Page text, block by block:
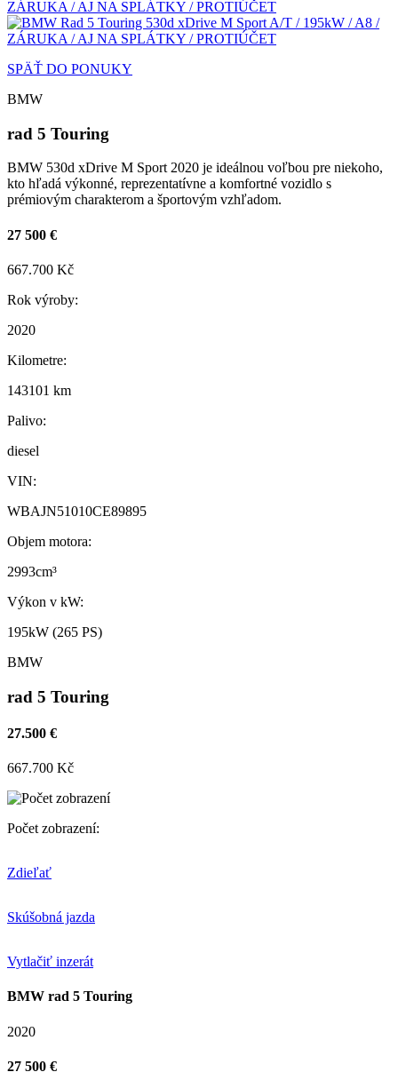
SPÄŤ DO PONUKY
BMW
rad 5 Touring
BMW 530d xDrive M Sport 2020 je ideálnou voľbou pre niekoho,
kto hľadá výkonné, reprezentatívne a komfortné vozidlo s
prémiovým charakterom a športovým vzhľadom.
27 500 €
667.700 Kč
Rok výroby:
2020
Kilometre:
143101 km
Palivo:
diesel
VIN:
WBAJN51010CE89895
Objem motora:
2993cm³
Výkon v kW:
195kW (265 PS)
BMW
rad 5 Touring
27.500 €
667.700 Kč
Počet zobrazení:
Zdieľať
Skúšobná jazda
Vytlačiť inzerát
BMW rad 5 Touring
2020
27 500 €